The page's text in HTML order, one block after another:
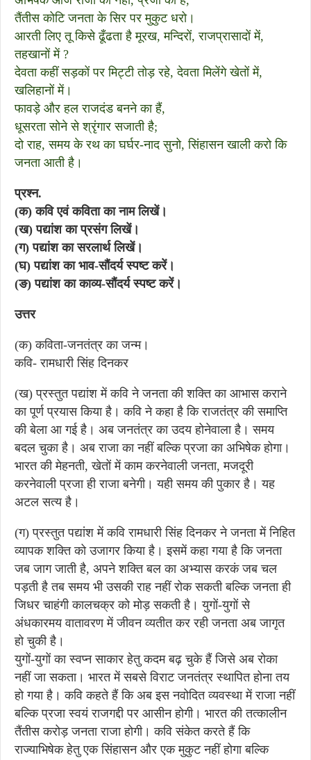
तैंतीस कोटि जनता के सिर पर मुकुट धरो।
आरती लिए तू किसे ढूँढता है मूरख, मन्दिरों, राजप्रासादों में,
तहखानों में ?
देवता कहीं सड़कों पर मिट्टी तोड़ रहे, देवता मिलेंगे खेतों में,
खलिहानों में।
फावड़े और हल राजदंड बनने का हैं,
धूसरता सोने से श्रृंगार सजाती है;
दो राह, समय के रथ का घर्घर-नाद सुनो, सिंहासन खाली करो कि
जनता आती है।
प्रश्न.
(क) कवि एवं कविता का नाम लिखें।
(ख) पद्यांश का प्रसंग लिखें।
(ग) पद्यांश का सरलार्थ लिखें।
(घ) पद्यांश का भाव-सौंदर्य स्पष्ट करें।
(ङ) पद्यांश का काव्य-सौंदर्य स्पष्ट करें।
उत्तर
(क) कविता-जनतंत्र का जन्म।
कवि- रामधारी सिंह दिनकर
(ख) प्रस्तुत पद्यांश में कवि ने जनता की शक्ति का आभास कराने
का पूर्ण प्रयास किया है। कवि ने कहा है कि राजतंत्र की समाप्ति
की बेला आ गई है। अब जनतंत्र का उदय होनेवाला है। समय
बदल चुका है। अब राजा का नहीं बल्कि प्रजा का अभिषेक होगा।
भारत की मेहनती, खेतों में काम करनेवाली जनता, मजदूरी
करनेवाली प्रजा ही राजा बनेगी। यही समय की पुकार है। यह
अटल सत्य है।
(ग) प्रस्तुत पद्यांश में कवि रामधारी सिंह दिनकर ने जनता में निहित
व्यापक शक्ति को उजागर किया है। इसमें कहा गया है कि जनता
जब जाग जाती है, अपने शक्ति बल का अभ्यास करकं जब चल
पड़ती है तब समय भी उसकी राह नहीं रोक सकती बल्कि जनता ही
जिधर चाहंगी कालचक्र को मोड़ सकती है। युगों-युगों से
अंधकारमय वातावरण में जीवन व्यतीत कर रही जनता अब जागृत
हो चुकी है।
युगों-युगों का स्वप्न साकार हेतु कदम बढ़ चुके हैं जिसे अब रोका
नहीं जा सकता। भारत में सबसे विराट जनतंत्र स्थापित होना तय
हो गया है। कवि कहते हैं कि अब इस नवोदित व्यवस्था में राजा नहीं
बल्कि प्रजा स्वयं राजगद्दी पर आसीन होगी। भारत की तत्कालीन
तैंतीस करोड़ जनता राजा होगी। कवि संकेत करते हैं कि
राज्याभिषेक हेतु एक सिंहासन और एक मुकुट नहीं होगा बल्कि